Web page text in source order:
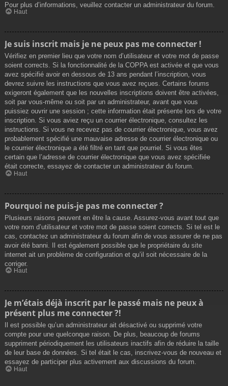
Pour plus d’informations, veuillez contacter un administrateur du forum.
Haut
Je suis inscrit mais je ne peux pas me connecter !
Vérifiez en premier lieu que votre nom d’utilisateur et votre mot de passe
soient corrects. Si la fonctionnalité de la COPPA est activée et que vous
avez spécifié avoir en dessous de 13 ans pendant l’inscription, vous
devrez suivre les instructions que vous avez reçues. Certains forums
exigeront également que les nouvelles inscriptions doivent être activées,
soit par vous-même ou soit par un administrateur, avant que vous
puissiez ouvrir une session ; cette information était présente lors de votre
inscription. Si vous aviez reçu un courrier électronique, consultez les
instructions. Si vous ne recevez pas de courrier électronique, vous avez
probablement spécifié une mauvaise adresse de courrier électronique ou
le courrier électronique a été filtré en tant que pourriel. Si vous êtes
certain que l’adresse de courrier électronique que vous avez spécifiée
était correcte, essayez de contacter un administrateur du forum.
Haut
Pourquoi ne puis-je pas me connecter ?
Plusieurs raisons peuvent en être la cause. Assurez-vous avant tout que
votre nom d’utilisateur et votre mot de passe soient corrects. Si tel est le
cas, contactez un administrateur du forum afin de vous assurer de ne pas
avoir été banni. Il est également possible que le propriétaire du site
internet ait un problème de configuration et qu’il soit nécessaire de la
corriger.
Haut
Je m’étais déjà inscrit par le passé mais ne peux à
présent plus me connecter ?!
Il est possible qu’un administrateur ait désactivé ou supprimé votre
compte pour une quelconque raison. De plus, beaucoup de forums
suppriment périodiquement les utilisateurs inactifs afin de réduire la taille
de leur base de données. Si tel était le cas, inscrivez-vous de nouveau et
essayez de participer plus activement aux discussions du forum.
Haut